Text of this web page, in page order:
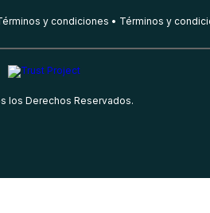
y condiciones Términos y
los Derechos Reservados.